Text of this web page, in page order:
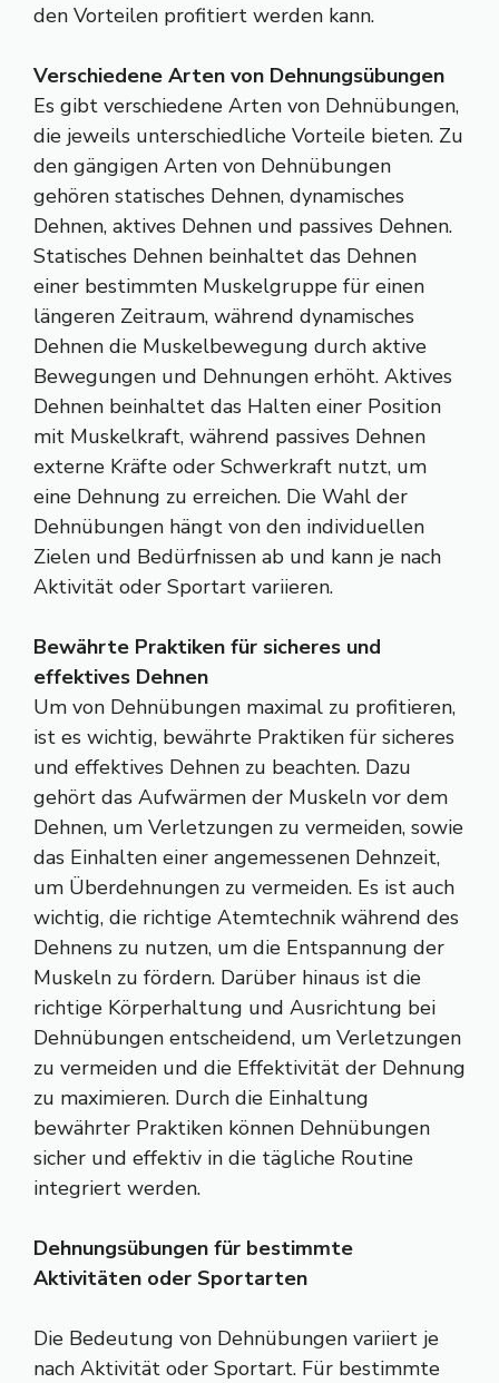
den Vorteilen profitiert werden kann.
Verschiedene Arten von Dehnungsübungen
Es gibt verschiedene Arten von Dehnübungen,
die jeweils unterschiedliche Vorteile bieten. Zu
den gängigen Arten von Dehnübungen
gehören statisches Dehnen, dynamisches
Dehnen, aktives Dehnen und passives Dehnen.
Statisches Dehnen beinhaltet das Dehnen
einer bestimmten Muskelgruppe für einen
längeren Zeitraum, während dynamisches
Dehnen die Muskelbewegung durch aktive
Bewegungen und Dehnungen erhöht. Aktives
Dehnen beinhaltet das Halten einer Position
mit Muskelkraft, während passives Dehnen
externe Kräfte oder Schwerkraft nutzt, um
eine Dehnung zu erreichen. Die Wahl der
Dehnübungen hängt von den individuellen
Zielen und Bedürfnissen ab und kann je nach
Aktivität oder Sportart variieren.
Bewährte Praktiken für sicheres und
effektives Dehnen
Um von Dehnübungen maximal zu profitieren,
ist es wichtig, bewährte Praktiken für sicheres
und effektives Dehnen zu beachten. Dazu
gehört das Aufwärmen der Muskeln vor dem
Dehnen, um Verletzungen zu vermeiden, sowie
das Einhalten einer angemessenen Dehnzeit,
um Überdehnungen zu vermeiden. Es ist auch
wichtig, die richtige Atemtechnik während des
Dehnens zu nutzen, um die Entspannung der
Muskeln zu fördern. Darüber hinaus ist die
richtige Körperhaltung und Ausrichtung bei
Dehnübungen entscheidend, um Verletzungen
zu vermeiden und die Effektivität der Dehnung
zu maximieren. Durch die Einhaltung
bewährter Praktiken können Dehnübungen
sicher und effektiv in die tägliche Routine
integriert werden.
Dehnungsübungen für bestimmte
Aktivitäten oder Sportarten
Die Bedeutung von Dehnübungen variiert je
nach Aktivität oder Sportart. Für bestimmte